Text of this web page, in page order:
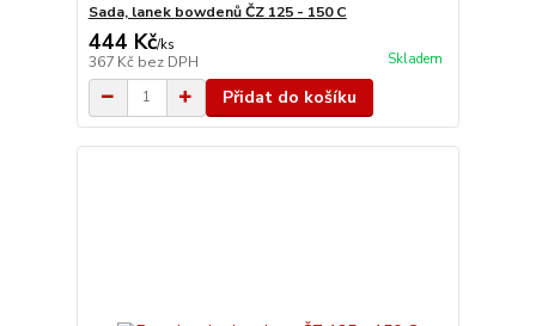
Sada, lanek bowdenů ČZ 125 - 150 C
444 Kč/ks
367 Kč bez DPH Skladem
Přidat do košíku